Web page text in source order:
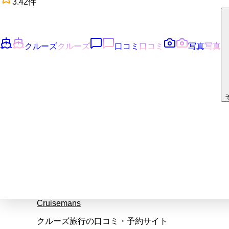
クルーズクルーズ 口コミ 口コミ 写真写真
Cruisemans
クルーズ旅行の口コミ・予約サイト